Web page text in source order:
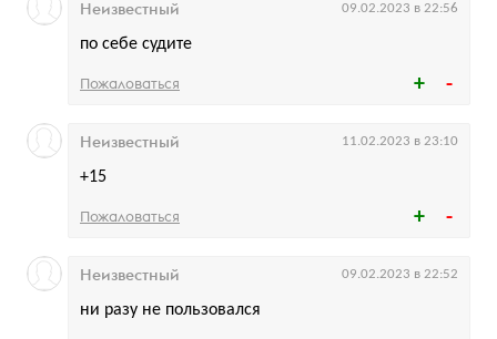
по себе судите
Неизвестный 09.02.2023 в 22:56
Пожаловаться
+15
Неизвестный 11.02.2023 в 23:10
Пожаловаться
ни разу не пользовался
Неизвестный 09.02.2023 в 22:52